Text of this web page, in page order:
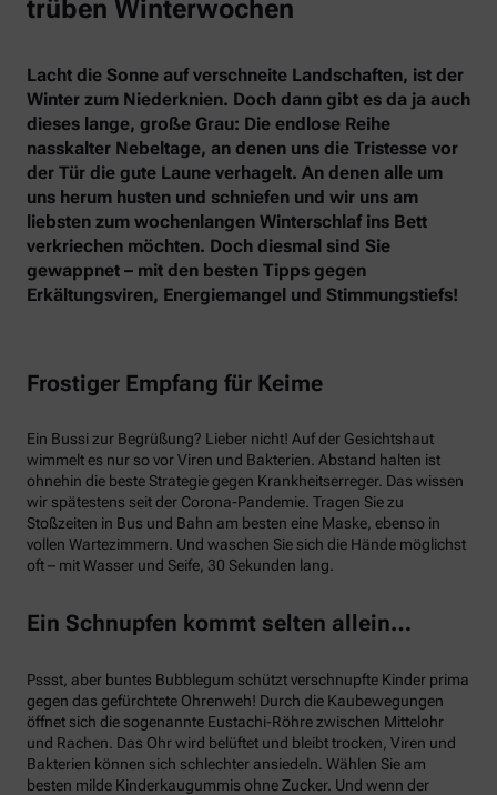
trüben Winterwochen
Lacht die Sonne auf verschneite Landschaften, ist der
Winter zum Niederknien. Doch dann gibt es da ja auch
dieses lange, große Grau: Die endlose Reihe
nasskalter Nebeltage, an denen uns die Tristesse vor
der Tür die gute Laune verhagelt. An denen alle um
uns herum husten und schniefen und wir uns am
liebsten zum wochenlangen Winterschlaf ins Bett
verkriechen möchten. Doch diesmal sind Sie
gewappnet – mit den besten Tipps gegen
Erkältungsviren, Energiemangel und Stimmungstiefs!
Frostiger Empfang für Keime
Ein Bussi zur Begrüßung? Lieber nicht! Auf der Gesichtshaut
wimmelt es nur so vor Viren und Bakterien. Abstand halten ist
ohnehin die beste Strategie gegen Krankheitserreger. Das wissen
wir spätestens seit der Corona-Pandemie. Tragen Sie zu
Stoßzeiten in Bus und Bahn am besten eine Maske, ebenso in
vollen Wartezimmern. Und waschen Sie sich die Hände möglichst
oft – mit Wasser und Seife, 30 Sekunden lang.
Ein Schnupfen kommt selten allein…
Pssst, aber buntes Bubblegum schützt verschnupfte Kinder prima
gegen das gefürchtete Ohrenweh! Durch die Kaubewegungen
öffnet sich die sogenannte Eustachi-Röhre zwischen Mittelohr
und Rachen. Das Ohr wird belüftet und bleibt trocken, Viren und
Bakterien können sich schlechter ansiedeln. Wählen Sie am
besten milde Kinderkaugummis ohne Zucker. Und wenn der